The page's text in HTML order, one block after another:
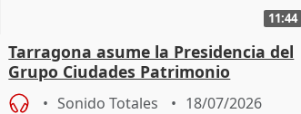
11:44
Tarragona asume la Presidencia del
Grupo Ciudades Patrimonio
Sonido Totales 18/07/2026